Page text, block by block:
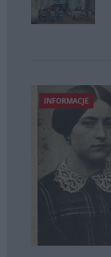
INFORMACJE